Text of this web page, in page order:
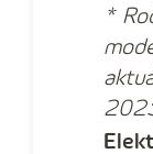
*